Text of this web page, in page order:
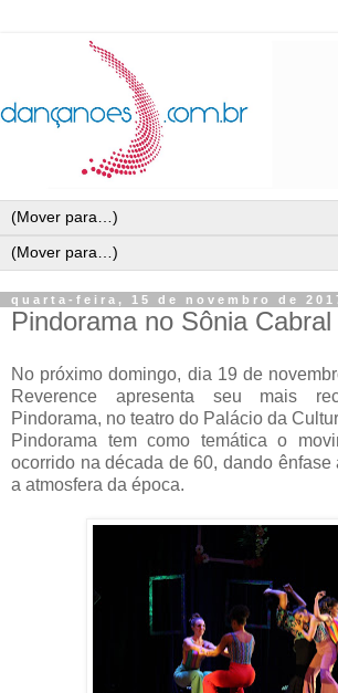
quarta-feira, 15 de novembro de
Pindorama no Sônia Cabral
No próximo domingo, dia 19 de
Reverence apresenta seu mais
Pindorama, no teatro do Palácio da
Pindorama tem como temática o
ocorrido na década de 60, dando ênfase
a atmosfera da época.